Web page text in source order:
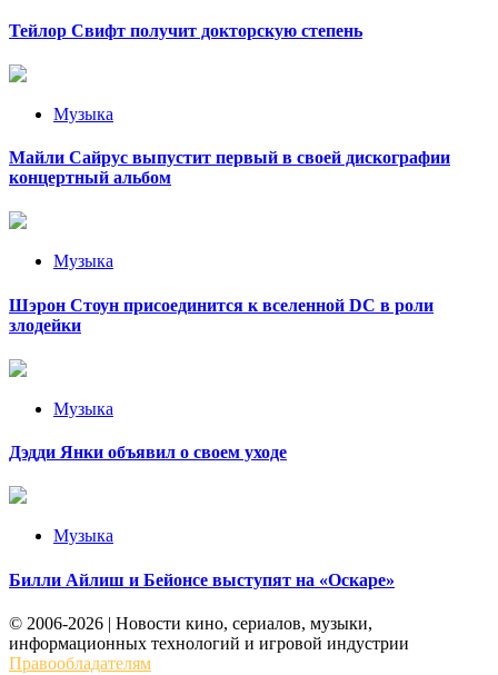
Тейлор Свифт получит докторскую степень
Музыка
Майли Сайрус выпустит первый в своей дискографии
концертный альбом
Музыка
Шэрон Стоун присоединится к вселенной DC в роли
злодейки
Музыка
Дэдди Янки объявил о своем уходе
Музыка
Билли Айлиш и Бейонсе выступят на «Оскаре»
© 2006-2026 | Новости кино, сериалов, музыки,
информационных технологий и игровой индустрии
Правообладателям